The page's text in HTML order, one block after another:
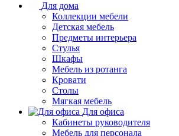
Для дома
Коллекции мебели
Детская мебель
Предметы интерьера
Стулья
Шкафы
Мебель из ротанга
Кровати
Столы
Мягкая мебель
Для офиса
Кабинеты руководителя
Мебель для персонала